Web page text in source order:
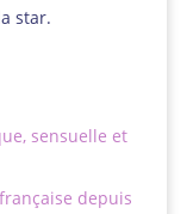
star.
sensuelle et
depuis